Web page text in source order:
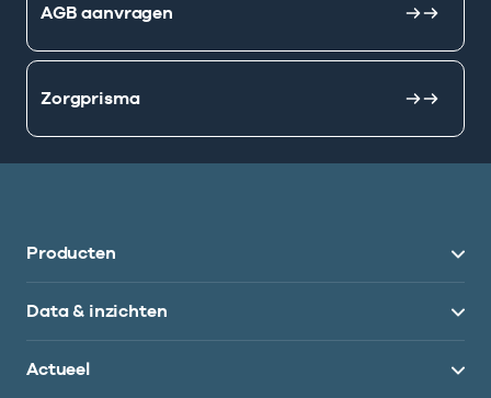
AGB aanvragen
Zorgprisma
Producten
Data & inzichten
Actueel